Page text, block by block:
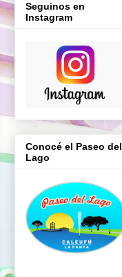
Seguinos en
Instagram
Conocé el Paseo del
Lago